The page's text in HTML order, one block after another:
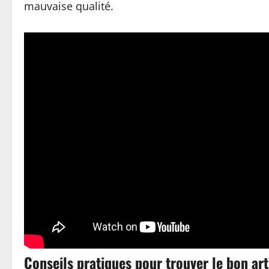
mauvaise qualité.
Conseils pratiques pour trouver le bon